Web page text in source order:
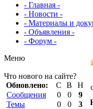
- Главная -
- Новости -
- Материалы и
- Объявления -
- Форум -
Меню
Что нового на сайте?
Обновлено:
С В
Н
Сообщения
0 0
9
Темы
0 0
3